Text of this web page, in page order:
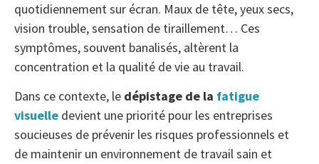
quotidiennement sur écran. Maux de tête, yeux secs,
vision trouble, sensation de tiraillement… Ces
symptômes, souvent banalisés, altèrent la
concentration et la qualité de vie au travail.
Dans ce contexte, le dépistage de la fatigue
visuelle devient une priorité pour les entreprises
soucieuses de prévenir les risques professionnels et
de maintenir un environnement de travail sain et